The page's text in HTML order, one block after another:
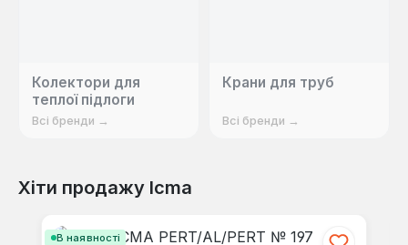
Колектори для
теплої підлоги
Всі бренди →
Крани для труб
Всі бренди →
Хіти продажу Icma
Пропустити галерею продуктів
В наявності